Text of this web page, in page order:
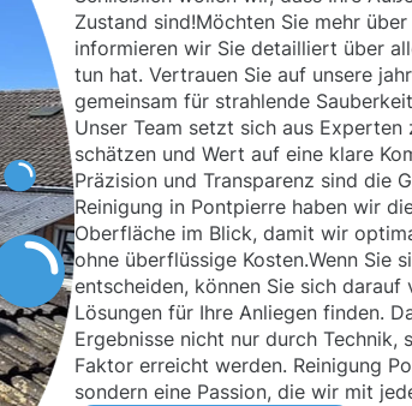
Zustand sind!Möchten Sie mehr
informieren wir Sie detailliert über
tun hat. Vertrauen Sie auf unsere
gemeinsam für strahlende
Unser Team setzt sich aus
schätzen und Wert auf eine klare
Präzision und Transparenz sind die
Reinigung in Pontpierre haben wir
Oberfläche im Blick, damit wir
ohne überflüssige Kosten.Wenn Sie
entscheiden, können Sie sich
Lösungen für Ihre Anliegen finden.
Ergebnisse nicht nur durch Technik,
Faktor erreicht werden. Reinigung
sondern eine Passion, die wir mit